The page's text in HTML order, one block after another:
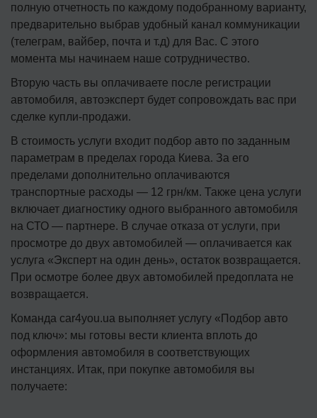
полную отчетность по каждому подобранному варианту,
предварительно выбрав удобный канал коммуникации
(телеграм, вайбер, почта и т.д) для Вас. С этого
момента мы начинаем наше сотрудничество.
Вторую часть вы оплачиваете после регистрации
автомобиля, автоэксперт будет сопровождать вас при
сделке купли-продажи.
В стоимость услуги входит подбор авто по заданным
параметрам в пределах города Киева. За его
пределами дополнительно оплачиваются
транспортные расходы — 12 грн/км. Также цена услуги
включает диагностику одного выбранного автомобиля
на СТО — партнере. В случае отказа от услуги, при
просмотре до двух автомобилей — оплачивается как
услуга «Эксперт на один день», остаток возвращается.
При осмотре более двух автомобилей предоплата не
возвращается.
Команда car4you.ua выполняет услугу «Подбор авто
под ключ»: мы готовы вести клиента вплоть до
оформления автомобиля в соответствующих
инстанциях. Итак, при покупке автомобиля вы
получаете: